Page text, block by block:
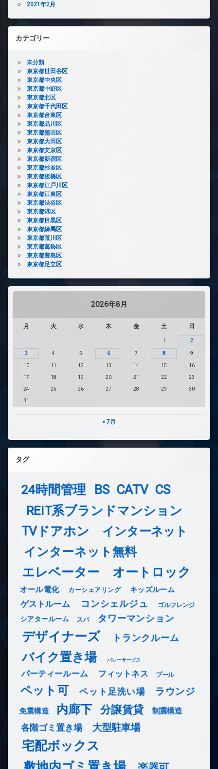
2021年2月
カテゴリー
未分類
東京都世田谷区
東京都中央区
東京都中野区
東京都北区
東京都千代田区
東京都台東区
東京都品川区
東京都墨田区
東京都大田区
東京都文京区
東京都新宿区
東京都杉並区
東京都板橋区
東京都江戸川区
東京都江東区
東京都渋谷区
東京都港区
東京都目黒区
東京都練馬区
東京都荒川区
東京都葛飾区
東京都豊島区
東京都足立区
2026年8月
月 火 水 木 金 土 日
1 2
3 4 5 6 7 8 9
10 11 12 13 14 15 16
17 18 19 20 21 22 23
24 25 26 27 28 29 30
31
« 7月
タグ
24時間管理 BS CATV CS
REIT系ブランドマンション
TVドアホン インターネット
インターネット無料
エレベーター オートロック
オール電化 カーシェアリング キッズルーム
ゲストルーム コンシェルジュ ゴルフレンジ
シアタールーム スパ タワーマンション
デザイナーズ トランクルーム
バイク置き場 バレーサービス
パーティールーム フィットネス プール
ペット可 ペット足洗い場 ラウンジ
免震構造 内廊下 分譲賃貸 制震構造
各階ゴミ置き場 大型駐車場
宅配ボックス